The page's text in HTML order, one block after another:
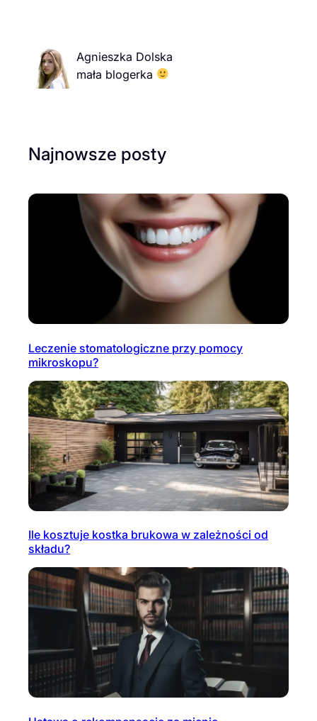
Agnieszka Dolska
mała blogerka
Najnowsze posty
Leczenie stomatologiczne przy pomocy
mikroskopu?
Ile kosztuje kostka brukowa w zależności od
składu?